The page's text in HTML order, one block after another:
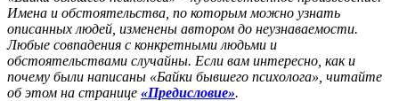
Имена и обстоятельства, по которым можно узнать
описанных людей, изменены автором до неузнаваемости.
Любые совпадения с конкретными людьми и
обстоятельствами случайны. Если вам интересно, как и
почему были написаны «Байки бывшего психолога», читайте
об этом на странице «Предисловие».